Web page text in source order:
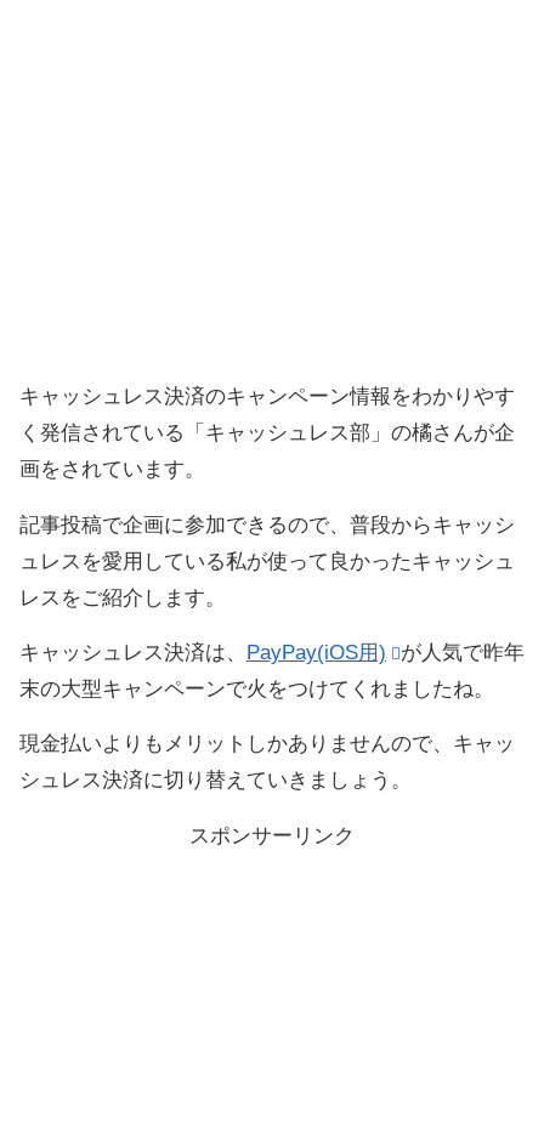
キャッシュレス決済のキャンペーン情報をわかりやす
く発信されている「キャッシュレス部」の橘さんが企
画をされています。
記事投稿で企画に参加できるので、普段からキャッシ
ュレスを愛用している私が使って良かったキャッシュ
レスをご紹介します。
キャッシュレス決済は、 PayPay(iOS用)
が人気で昨年
末の大型キャンペーンで火をつけてくれましたね。
現金払いよりもメリットしかありませんので、キャッ
シュレス決済に切り替えていきましょう。
スポンサーリンク